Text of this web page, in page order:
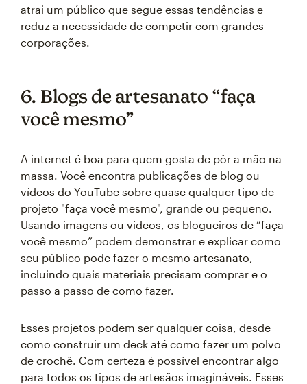
atrai um público que segue essas tendências e
reduz a necessidade de competir com grandes
corporações.
6. Blogs de artesanato “faça
você mesmo”
A internet é boa para quem gosta de pôr a mão na
massa. Você encontra publicações de blog ou
vídeos do YouTube sobre quase qualquer tipo de
projeto "faça você mesmo", grande ou pequeno.
Usando imagens ou vídeos, os blogueiros de “faça
você mesmo” podem demonstrar e explicar como
seu público pode fazer o mesmo artesanato,
incluindo quais materiais precisam comprar e o
passo a passo de como fazer.
Esses projetos podem ser qualquer coisa, desde
como construir um deck até como fazer um polvo
de crochê. Com certeza é possível encontrar algo
para todos os tipos de artesãos imagináveis. Esses